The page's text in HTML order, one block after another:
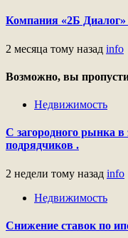
Компания «2Б Диалог»
2 месяца тому назад info
Возможно, вы
Недвижимость
С загородного рынка
подрядчиков .
2 недели тому назад info
Недвижимость
Снижение ставок по